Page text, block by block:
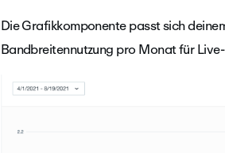
Die Grafikkomponente passt sich
Bandbreitennutzung pro Monat für